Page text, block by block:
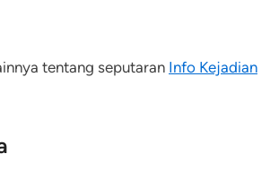
tentang seputaran Info Kejadian